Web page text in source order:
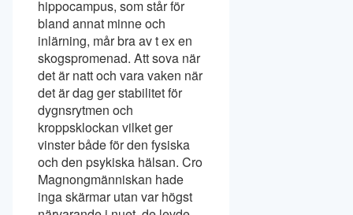
hippocampus, som står för
bland annat minne och
inlärning, mår bra av t ex en
skogspromenad. Att sova när
det är natt och vara vaken när
det är dag ger stabilitet för
dygnsrytmen och
kroppsklockan vilket ger
vinster både för den fysiska
och den psykiska hälsan. Cro
Magnongmänniskan hade
inga skärmar utan var högst